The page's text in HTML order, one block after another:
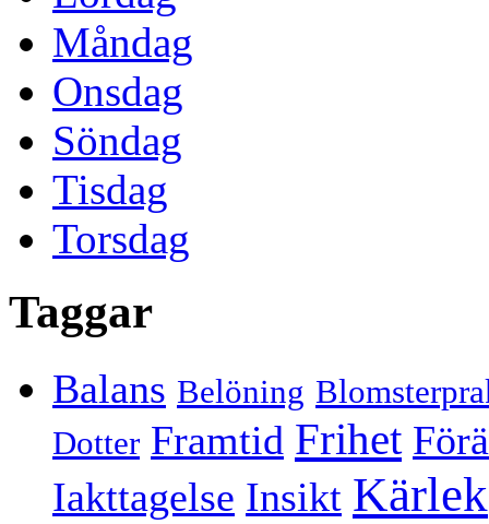
Måndag
Onsdag
Söndag
Tisdag
Torsdag
Taggar
Balans Belöning
Dotter Framtid Frihet
Iakttagelse Insikt Kärlek